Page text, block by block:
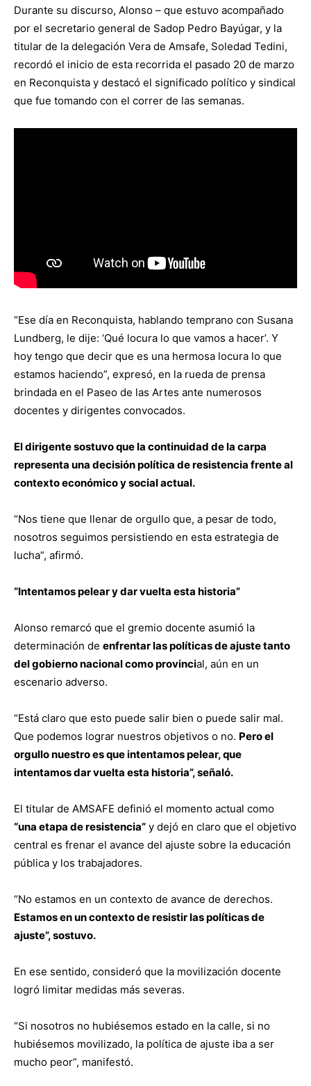
Durante su discurso, Alonso – que estuvo acompañado
por el secretario general de Sadop Pedro Bayúgar, y la
titular de la delegación Vera de Amsafe, Soledad Tedini,
recordó el inicio de esta recorrida el pasado 20 de marzo
en Reconquista y destacó el significado político y sindical
que fue tomando con el correr de las semanas.
“Ese día en Reconquista, hablando temprano con Susana
Lundberg, le dije: ‘Qué locura lo que vamos a hacer’. Y
hoy tengo que decir que es una hermosa locura lo que
estamos haciendo”, expresó, en la rueda de prensa
brindada en el Paseo de las Artes ante numerosos
docentes y dirigentes convocados.
El dirigente sostuvo que la continuidad de la carpa
representa una decisión política de resistencia frente al
contexto económico y social actual.
“Nos tiene que llenar de orgullo que, a pesar de todo,
nosotros seguimos persistiendo en esta estrategia de
lucha”, afirmó.
“Intentamos pelear y dar vuelta esta historia”
Alonso remarcó que el gremio docente asumió la
determinación de enfrentar las políticas de ajuste tanto
del gobierno nacional como provincial, aún en un
escenario adverso.
“Está claro que esto puede salir bien o puede salir mal.
Que podemos lograr nuestros objetivos o no. Pero el
orgullo nuestro es que intentamos pelear, que
intentamos dar vuelta esta historia”, señaló.
El titular de AMSAFE definió el momento actual como
“una etapa de resistencia” y dejó en claro que el objetivo
central es frenar el avance del ajuste sobre la educación
pública y los trabajadores.
“No estamos en un contexto de avance de derechos.
Estamos en un contexto de resistir las políticas de
ajuste”, sostuvo.
En ese sentido, consideró que la movilización docente
logró limitar medidas más severas.
“Si nosotros no hubiésemos estado en la calle, si no
hubiésemos movilizado, la política de ajuste iba a ser
mucho peor”, manifestó.